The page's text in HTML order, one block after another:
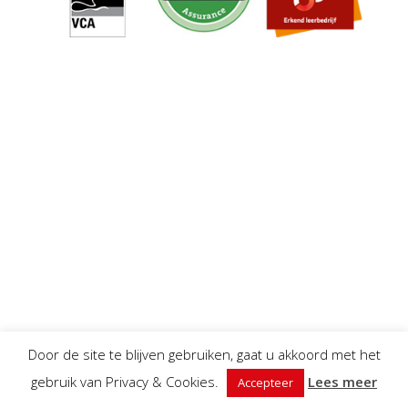
Door de site te blijven gebruiken, gaat u akkoord met het
gebruik van Privacy & Cookies.
Accepteer Lees meer